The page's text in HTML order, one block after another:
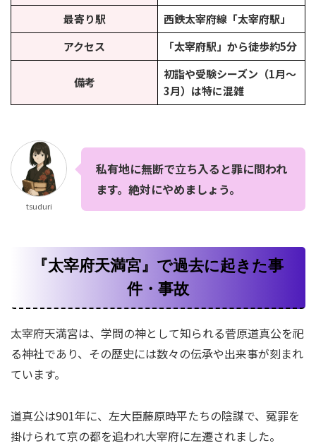
最寄り駅
西鉄太宰府線「太宰府駅」
アクセス
「太宰府駅」から徒歩約5分
備考
初詣や受験シーズン（1月〜
3月）は特に混雑
tsuduri
私有地に無断で立ち入ると罪に問われ
ます。絶対にやめましょう。
『太宰府天満宮』で過去に起きた事
件・事故
太宰府天満宮は、学問の神として知られる菅原道真公を祀
る神社であり、その歴史には数々の伝承や出来事が刻まれ
ています。
道真公は901年に、左大臣藤原時平たちの陰謀で、冤罪を
掛けられて京の都を追われ大宰府に左遷されました。